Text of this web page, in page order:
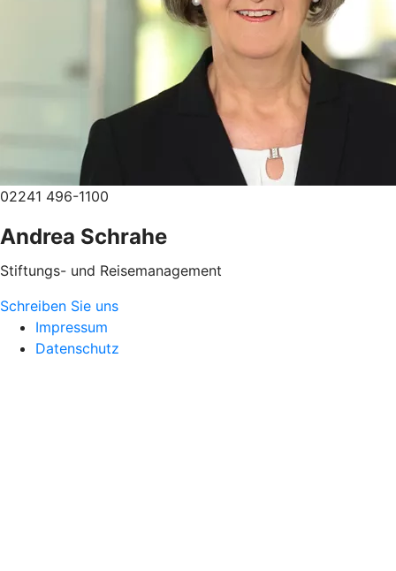
02241 496-1100
Andrea Schrahe
Stiftungs- und Reisemanagement
Schreiben Sie uns
Impressum
Datenschutz